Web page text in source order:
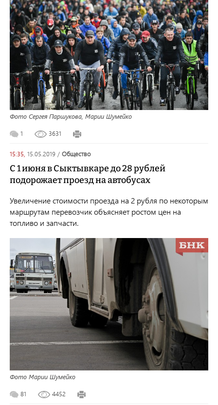
Фото Сергея Паршукова, Марии Шумейко
1 3631
15:35, 15.05.2019 / общество
С 1 июня в Сыктывкаре до 28 рублей
подорожает проезд на автобусах
Увеличение стоимости проезда на 2 рубля по некоторым
маршрутам перевозчик объясняет ростом цен на
топливо и запчасти.
Фото Марии Шумейко
81 4452